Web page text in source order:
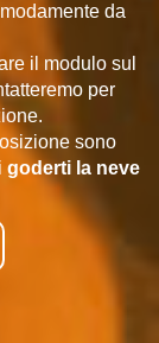
da
il modulo sul
per
sono
goderti la neve